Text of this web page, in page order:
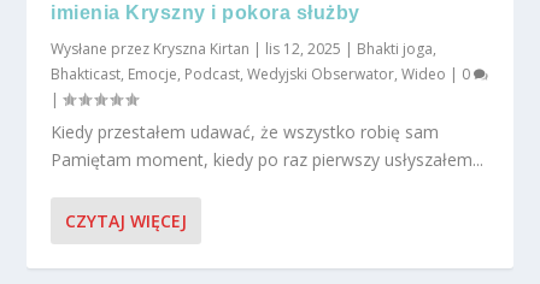
imienia Kryszny i pokora służby
Wysłane przez Kryszna Kirtan | lis 12, 2025 | Bhakti joga,
Bhakticast, Emocje, Podcast,Wedyjski Obserwator,Wideo | 0
|
Kiedy przestałem udawać, że wszystko robię sam
Pamiętam moment, kiedy po raz pierwszy usłyszałem...
CZYTAJ WIĘCEJ